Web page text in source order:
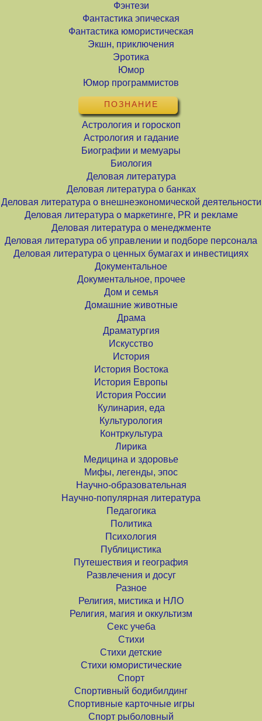
Фэнтези
Фантастика эпическая
Фантастика юмористическая
Экшн, приключения
Эротика
Юмор
Юмор программистов
ПОЗНАНИЕ
Астрология и гороскоп
Астрология и гадание
Биографии и мемуары
Биология
Деловая литература
Деловая литература о банках
Деловая литература о внешнеэкономической деятельности
Деловая литература о маркетинге, PR и рекламе
Деловая литература о менеджменте
Деловая литература об управлении и подборе персонала
Деловая литература о ценных бумагах и инвестициях
Документальное
Документальное, прочее
Дом и семья
Домашние животные
Драма
Драматургия
Искусство
История
История Востока
История Европы
История России
Кулинария, еда
Культурология
Контркультура
Лирика
Медицина и здоровье
Мифы, легенды, эпос
Научно-образовательная
Научно-популярная литература
Педагогика
Политика
Психология
Публицистика
Путешествия и география
Развлечения и досуг
Разное
Религия, мистика и НЛО
Религия, магия и оккультизм
Секс учеба
Стихи
Стихи детские
Стихи юмористические
Спорт
Спортивный бодибилдинг
Спортивные карточные игры
Спорт рыболовный